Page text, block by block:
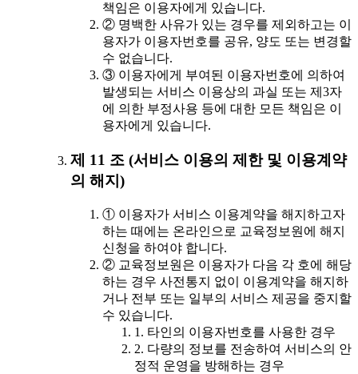
책임은 이용자에게 있습니다.
② 명백한 사유가 있는 경우를 제외하고는 이
용자가 이용자번호를 공유, 양도 또는 변경할
수 없습니다.
③ 이용자에게 부여된 이용자번호에 의하여
발생되는 서비스 이용상의 과실 또는 제3자
에 의한 부정사용 등에 대한 모든 책임은 이
용자에게 있습니다.
제 11 조 (서비스 이용의 제한 및 이용계약
의 해지)
① 이용자가 서비스 이용계약을 해지하고자
하는 때에는 온라인으로 교육정보원에 해지
신청을 하여야 합니다.
② 교육정보원은 이용자가 다음 각 호에 해당
하는 경우 사전통지 없이 이용계약을 해지하
거나 전부 또는 일부의 서비스 제공을 중지할
수 있습니다.
1. 타인의 이용자번호를 사용한 경우
2. 다량의 정보를 전송하여 서비스의 안
정적 운영을 방해하는 경우